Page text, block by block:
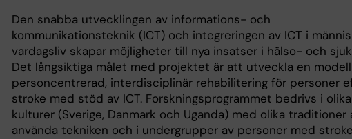
Den snabba utvecklingen av informations- och
kommunikationsteknik (ICT) och integreringen av ICT i
vardagsliv skapar möjligheter till nya insatser i hälso- och
Det långsiktiga målet med projektet är att utveckla en
personcentrerad, interdisciplinär rehabilitering för personer
stroke med stöd av ICT. Forskningsprogrammet bedrivs i olika
kulturer (Sverige, Danmark och Uganda) med olika traditioner
använda tekniken och i undergrupper av personer med